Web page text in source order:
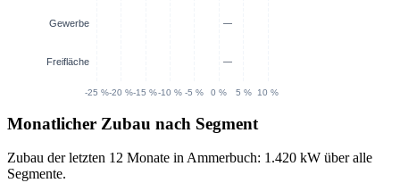
Monatlicher Zubau nach Segment
Zubau der letzten 12 Monate in Ammerbuch: 1.420 kW über alle
Segmente.